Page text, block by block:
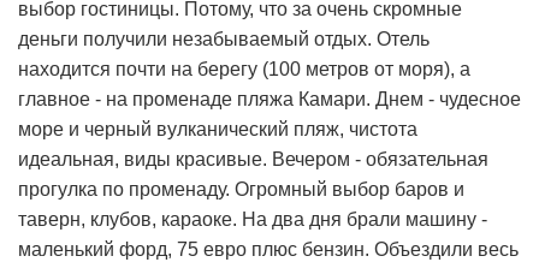
выбор гостиницы. Потому, что за очень скромные
деньги получили незабываемый отдых. Отель
находится почти на берегу (100 метров от моря), а
главное - на променаде пляжа Камари. Днем - чудесное
море и черный вулканический пляж, чистота
идеальная, виды красивые. Вечером - обязательная
прогулка по променаду. Огромный выбор баров и
таверн, клубов, караоке. На два дня брали машину -
маленький форд, 75 евро плюс бензин. Объездили весь